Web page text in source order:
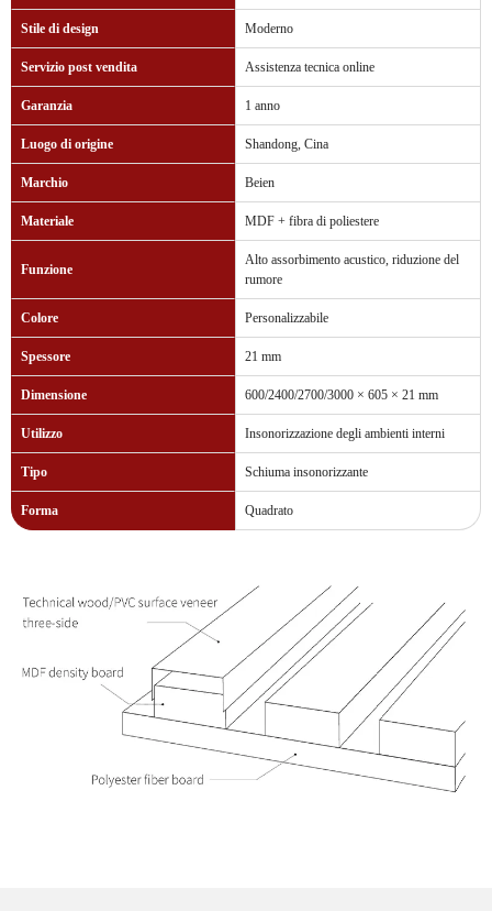
Stile di design Moderno
Servizio post vendita Assistenza tecnica online
Garanzia 1 anno
Luogo di origine Shandong, Cina
Marchio Beien
Materiale MDF + fibra di poliestere
Funzione
Alto assorbimento acustico, riduzione del
rumore
Colore Personalizzabile
Spessore 21 mm
Dimensione 600/2400/2700/3000 × 605 × 21 mm
Utilizzo Insonorizzazione degli ambienti interni
Tipo Schiuma insonorizzante
Forma Quadrato